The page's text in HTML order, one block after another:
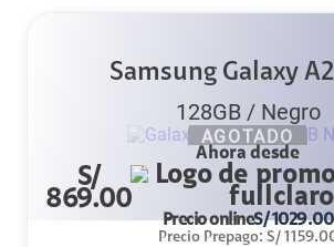
Samsung Galaxy
128GB/ Negro
AGOTADO
Ahora desde
S/
869.00
Precio onlineS/1029.00
Precio Prepago: S/